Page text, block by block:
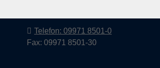
Telefon: 09971 8501-0
Fax: 09971 8501-30